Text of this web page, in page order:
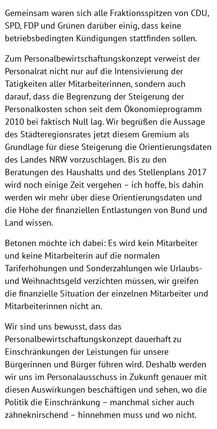
Gemeinsam waren sich alle Fraktionsspitzen von CDU,
SPD, FDP und Grünen darüber einig, dass keine
betriebsbedingten Kündigungen stattfinden sollen.
Zum Personalbewirtschaftungskonzept verweist der
Personalrat nicht nur auf die Intensivierung der
Tätigkeiten aller Mitarbeiterinnen, sondern auch
darauf, dass die Begrenzung der Steigerung der
Personalkosten schon seit dem Ökonomieprogramm
2010 bei faktisch Null lag. Wir begrüßen die Aussage
des Städteregionsrates jetzt diesem Gremium als
Grundlage für diese Steigerung die Orientierungsdaten
des Landes NRW vorzuschlagen. Bis zu den
Beratungen des Haushalts und des Stellenplans 2017
wird noch einige Zeit vergehen – ich hoffe, bis dahin
werden wir mehr über diese Orientierungsdaten und
die Höhe der finanziellen Entlastungen von Bund und
Land wissen.
Betonen möchte ich dabei: Es wird kein Mitarbeiter
und keine Mitarbeiterin auf die normalen
Tariferhöhungen und Sonderzahlungen wie Urlaubs-
und Weihnachtsgeld verzichten müssen, wir greifen
die finanzielle Situation der einzelnen Mitarbeiter und
Mitarbeiterinnen nicht an.
Wir sind uns bewusst, dass das
Personalbewirtschaftungskonzept dauerhaft zu
Einschränkungen der Leistungen für unsere
Bürgerinnen und Bürger führen wird. Deshalb werden
wir uns im Personalausschuss in Zukunft genauer mit
diesen Auswirkungen beschäftigen und sehen, wo die
Politik die Einschränkung – manchmal sicher auch
zähneknirschend – hinnehmen muss und wo nicht.